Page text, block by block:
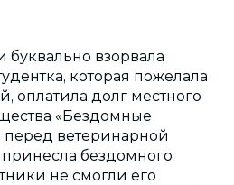
буквально взорвала
которая пожелала
оплатила долг местного
«Бездомные
ветеринарной
бездомного
не смогли его